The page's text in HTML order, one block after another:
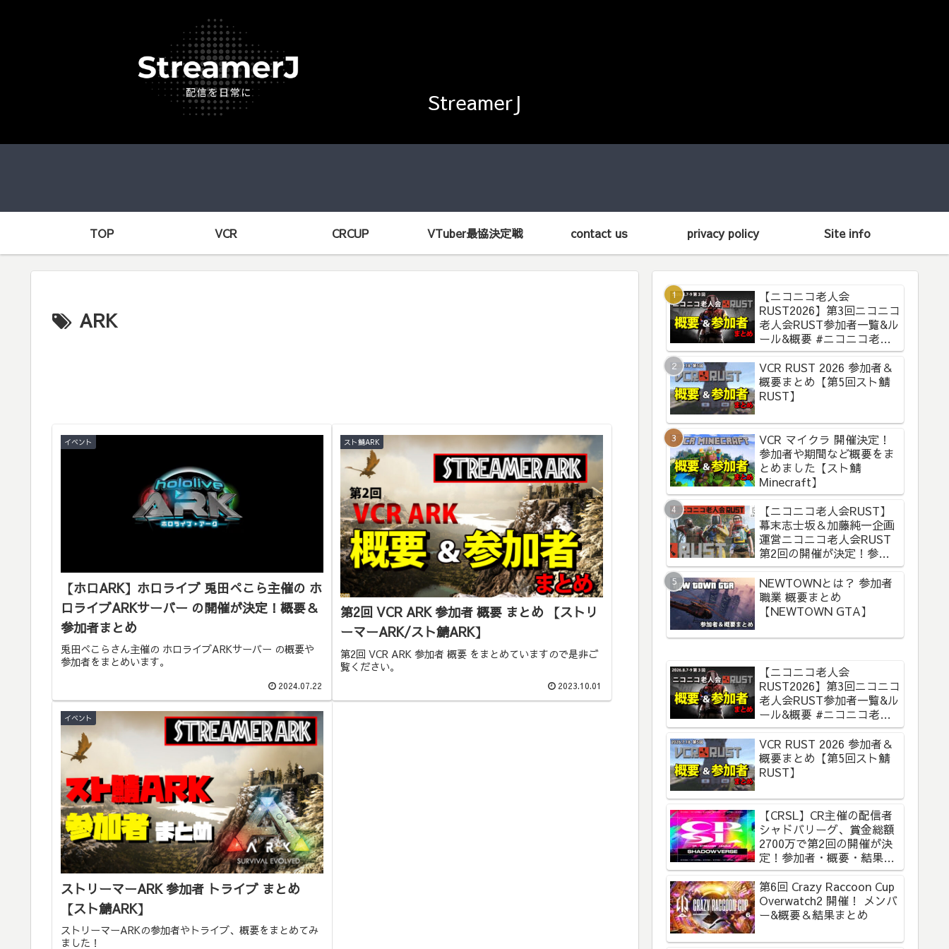
StreamerJ
TOP VCR CRCUP VTuber最協決定戦 contact us privacy policy Site info
ARK
イベント
【ホロARK】ホロライブ 兎田ぺこら主催の ホ
ロライブARKサーバー の開催が決定！概要＆
参加者まとめ
兎田ぺこらさん主催の ホロライブARKサーバー の概要や
参加者をまとめいます。
2024.07.22
スト鯖ARK
第2回 VCR ARK 参加者 概要 まとめ 【ストリ
ーマーARK/スト鯖ARK】
第2回 VCR ARK 参加者 概要 をまとめていますので是非ご
覧ください。
2023.10.01
イベント
ストリーマーARK 参加者 トライブ まとめ
【スト鯖ARK】
ストリーマーARKの参加者やトライブ、概要をまとめてみ
ました！
【ニコニコ老人会
RUST2026】第3回ニコニコ
老人会RUST参加者一覧&ル
ール&概要 #ニコニコ老人
会RUST
VCR RUST 2026 参加者＆
概要まとめ【第5回スト鯖
RUST】
VCR マイクラ 開催決定！
参加者や期間など概要をま
とめました【スト鯖
Minecraft】
【ニコニコ老人会RUST】
幕末志士坂＆加藤純一企画
運営ニコニコ老人会RUST
第2回の開催が決定！参加
者と概要まとめ
NEWTOWNとは？ 参加者
職業 概要まとめ
【NEWTOWN GTA】
【ニコニコ老人会
RUST2026】第3回ニコニコ
老人会RUST参加者一覧&ル
ール&概要 #ニコニコ老人
会RUST
VCR RUST 2026 参加者＆
概要まとめ【第5回スト鯖
RUST】
【CRSL】CR主催の配信者
シャドバリーグ、賞金総額
2700万で第2回の開催が決
定！参加者・概要・結果ま
とめ【CR Streamer
League Shadowverse】
第6回 Crazy Raccoon Cup
Overwatch2 開催！ メンバ
ー&概要＆結果まとめ